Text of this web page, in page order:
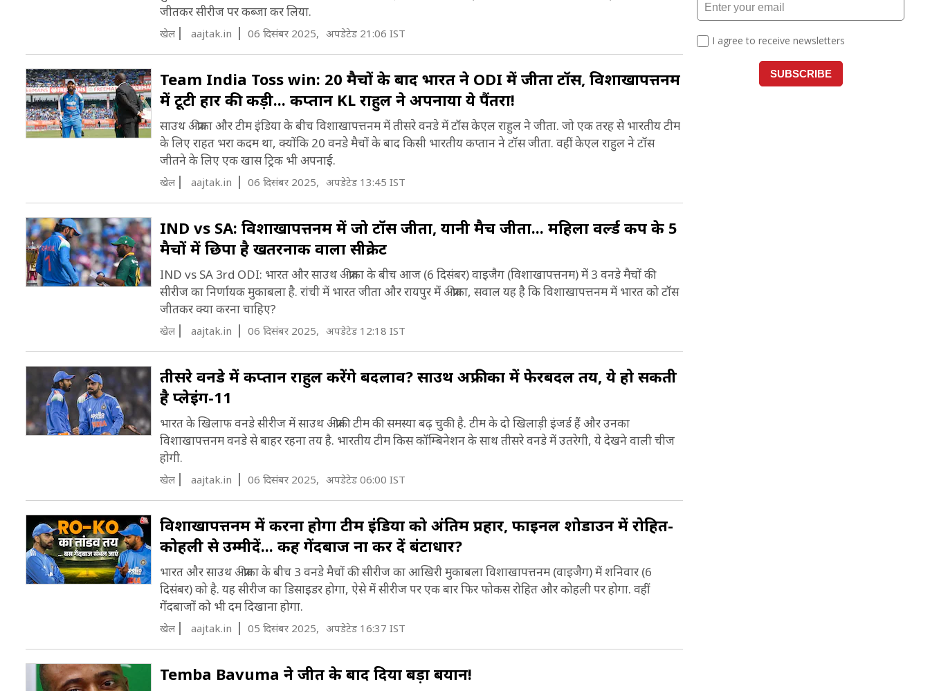
जीतकर सीरीज पर कब्जा कर लिया.
खेल aajtak.in 06 दिसंबर 2025, अपडेटेड 21:06 IST
Team India Toss win: 20 मैचों के बाद भारत ने ODI में जीता टॉस, व‍िशाखापत्तनम
में टूटी हार की कड़ी... कप्तान KL राहुल ने अपनाया ये पैंतरा!
साउथ अफ्रीका और टीम इंड‍िया के बीच व‍िशाखापत्तनम में तीसरे वनडे में टॉस केएल राहुल ने जीता. जो एक तरह से भारतीय टीम
के लिए राहत भरा कदम था, क्योंकि 20 वनडे मैचों के बाद किसी भारतीय कप्तान ने टॉस जीता. वहीं केएल राहुल ने टॉस
जीतने के लिए एक खास ट्र‍िक भी अपनाई.
खेल aajtak.in 06 दिसंबर 2025, अपडेटेड 13:45 IST
IND vs SA: व‍िशाखापत्तनम में जो टॉस जीता, यानी मैच जीता... महिला वर्ल्ड कप के 5
मैचों में छ‍िपा है खतरनाक वाला सीक्रेट
IND vs SA 3rd ODI: भारत और साउथ अफ्रीका के बीच आज (6 द‍िसंबर) वाइजैग (व‍िशाखापत्तनम) में 3 वनडे मैचों की
सीरीज का न‍िर्णायक मुकाबला है. रांची में भारत जीता और रायपुर में अफ्रीका, सवाल यह है कि व‍िशाखापत्तनम में भारत को टॉस
जीतकर क्या करना चाह‍िए?
खेल aajtak.in 06 दिसंबर 2025, अपडेटेड 12:18 IST
तीसरे वनडे में कप्तान राहुल करेंगे बदलाव? साउथ अफ्रीका में फेरबदल तय, ये हो सकती
है प्लेइंग-11
भारत के खिलाफ वनडे सीरीज में साउथ अफ्रीकी टीम की समस्या बढ़ चुकी है. टीम के दो खिलाड़ी इंजर्ड हैं और उनका
विशाखापत्तनम वनडे से बाहर रहना तय है. भारतीय टीम किस कॉम्बिनेशन के साथ तीसरे वनडे में उतरेगी, ये देखने वाली चीज
होगी.
खेल aajtak.in 06 दिसंबर 2025, अपडेटेड 06:00 IST
व‍िशाखापत्तनम में करना होगा टीम इंड‍िया को अंत‍िम प्रहार, फाइनल शोडाउन में रोह‍ित-
कोहली से उम्मीदें... कहीं गेंदबाज ना कर दें बंटाधार?
भारत और साउथ अफ्रीका के बीच 3 वनडे मैचों की सीरीज का आख‍िरी मुकाबला व‍िशाखापत्तनम (वाइजैग) में शन‍िवार (6
द‍िसंबर) को है. यह सीरीज का ड‍िसाइडर होगा, ऐसे में सीरीज पर एक बार फ‍िर फोकस रोहित और कोहली पर होगा. वहीं
गेंदबाजों को भी दम दिखाना होगा.
खेल aajtak.in 05 दिसंबर 2025, अपडेटेड 16:37 IST
Temba Bavuma ने जीत के बाद दिया बड़ा बयान!